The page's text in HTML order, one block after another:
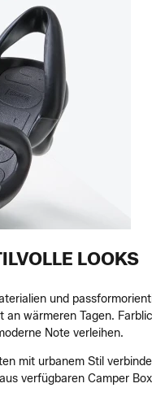
LOOKS
und
wärmeren Tagen.
Note verleihen.
mit urbanem Stil
verfügbaren Camper